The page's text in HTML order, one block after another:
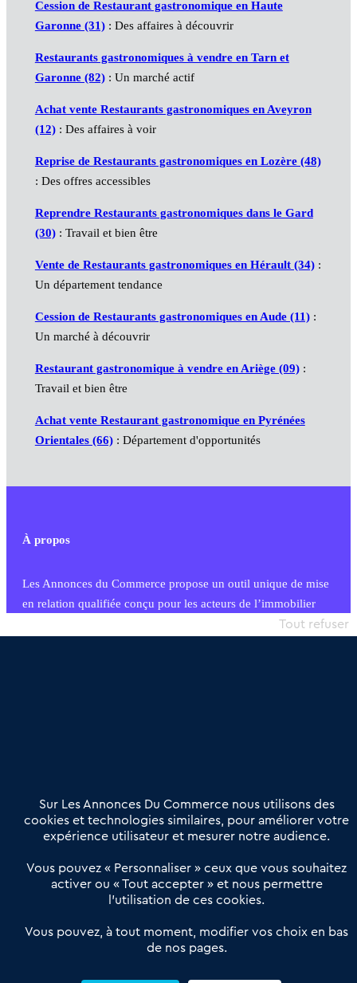
Cession de Restaurant gastronomique en Haute
Garonne (31): Des affaires à découvrir
Restaurants gastronomiques à vendre en Tarn et
Garonne (82): Un marché actif
Achat vente Restaurants gastronomiques en Aveyron
(12): Des affaires à voir
Reprise de Restaurants gastronomiques en Lozère (48)
: Des offres accessibles
Reprendre Restaurants gastronomiques dans le Gard
(30): Travail et bien être
Vente de Restaurants gastronomiques en Hérault (34):
Un département tendance
Cession de Restaurants gastronomiques en Aude (11):
Un marché à découvrir
Restaurant gastronomique à vendre en Ariège (09):
Travail et bien être
Achat vente Restaurant gastronomique en Pyrénées
Orientales (66): Département d'opportunités
À propos
Les Annonces du Commerce propose un outil unique de mise
en relation qualifiée conçu pour les acteurs de l’immobilier
commercial et les collectivités territoriales, simple et intégrant
Offres Pro
Actualités
Qui sommes nous ?
Derniers articles
Réseau 3C : un partenaire national dédié aux transactions
Petitscommerces : Un partenariat au service du commerce de
proximité et des territoires
Sur Les Annonces Du Commerce nous utilisons des
cookies et technologies similaires, pour améliorer votre
expérience utilisateur et mesurer notre audience.
Vous pouvez « Personnaliser » ceux que vous souhaitez
activer ou « Tout accepter » et nous permettre
l’utilisation de ces cookies.
Vous pouvez, à tout moment, modifier vos choix en bas
de nos pages.
Tout refuser